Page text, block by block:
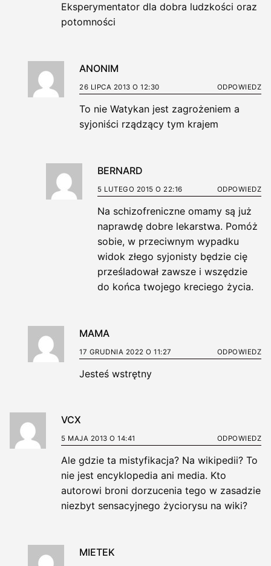
Eksperymentator dla dobra ludzkości oraz
potomności
ANONIM
26 LIPCA 2013 O 12:30 ODPOWIEDZ
To nie Watykan jest zagrożeniem a
syjoniści rządzący tym krajem
BERNARD
5 LUTEGO 2015 O 22:16 ODPOWIEDZ
Na schizofreniczne omamy są już
naprawdę dobre lekarstwa. Pomóż
sobie, w przeciwnym wypadku
widok złego syjonisty będzie cię
prześladował zawsze i wszędzie
do końca twojego kreciego życia.
MAMA
17 GRUDNIA 2022 O 11:27 ODPOWIEDZ
Jesteś wstrętny
VCX
5 MAJA 2013 O 14:41 ODPOWIEDZ
Ale gdzie ta mistyfikacja? Na wikipedii? To
nie jest encyklopedia ani media. Kto
autorowi broni dorzucenia tego w zasadzie
niezbyt sensacyjnego życiorysu na wiki?
MIETEK